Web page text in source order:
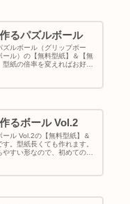
るパズルボール
ズルボール（グリップボー
ール）の【無料型紙】＆【無
型紙の倍率を変えればお好き
るボール Vol.2
ール Vol.2の【無料型紙】＆
す。型紙長くても作れます。
すい形なので、初めてのお